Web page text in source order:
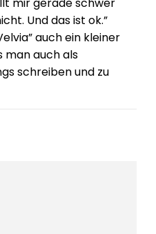
mir gerade schwer
Und das ist ok.”
auch ein kleiner
man auch als
schreiben und zu